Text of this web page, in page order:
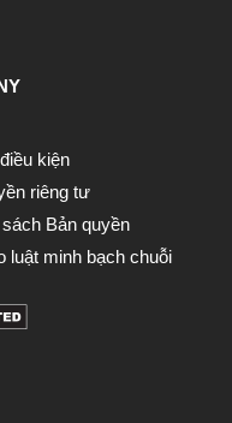
kiện
riêng tư
Bản quyền
luật minh bạch chuỗi